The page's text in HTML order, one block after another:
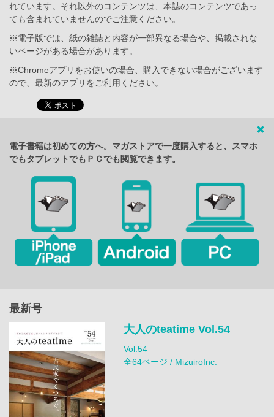
れています。それ以外のコンテンツは、本誌のコンテンツであっ
ても含まれていませんのでご注意ください。
※電子版では、紙の雑誌と内容が一部異なる場合や、掲載されな
いページがある場合があります。
※Chromeアプリをお使いの場合、購入できない場合がございます
ので、最新のアプリをご利用ください。
電子書籍は初めての方へ。マガストアで一度購入すると、スマホ
でもタブレットでもＰＣでも閲覧できます。
最新号
大人のteatime Vol.54
Vol.54
全64ページ / MizuiroInc.